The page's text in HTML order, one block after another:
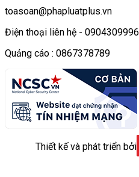
toasoan@phapluatplus.vn
Điện thoại liên hệ - 0904309996
Quảng cáo : 0867378789
Thiết kế và phát triển bởi